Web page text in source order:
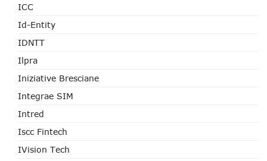
ICC
Id-Entity
IDNTT
Ilpra
Iniziative Bresciane
Integrae SIM
Intred
Iscc Fintech
IVision Tech